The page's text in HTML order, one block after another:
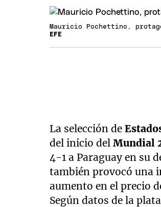
Mauricio Pochettino,
EFE
La selección de
del inicio delMundial
4-1 a Paraguay en su
también provocó una
aumento en el precio
Según datos de la